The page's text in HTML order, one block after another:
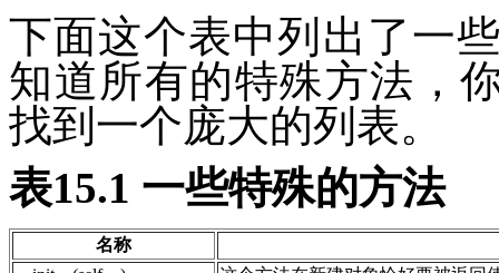
下面这个表中列出了一
知道所有的特殊方法，
找到一个庞大的列表。
表15.1 一些特殊的方法
名称